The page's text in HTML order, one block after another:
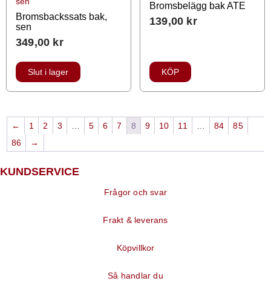
Bromsbackssats bak,
sen
349,00 kr
Slut i lager
Bromsbelägg bak ATE
139,00 kr
KÖP
← 1 2 3 5 6 7 8 9 10 11 84
85
86
→
KUNDSERVICE
Frågor och svar
Frakt & leverans
Köpvillkor
Så handlar du